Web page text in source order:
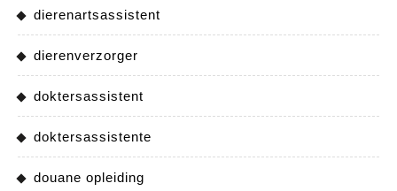
dierenartsassistent
dierenverzorger
doktersassistent
doktersassistente
douane opleiding